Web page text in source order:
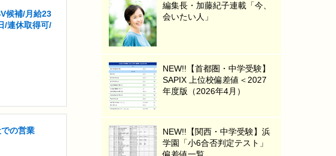
候補/月給23
/連休取得可/
の営業
編集長・加藤紀子連載「今、
会いたい人」
NEW!!【首都圏・中学受験】
SAPIX 上位校偏差値＜2027
年度版（2026年4月）
NEW!!【関西・中学受験】浜
学園「小6合否判定テスト」